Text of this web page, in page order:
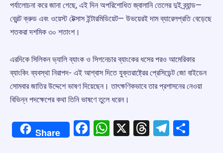
পর্যালোচনা করে জানা গেছে, এই দিন অপরিশোধিত জ্বালানি তেলের দুই ব্র্যান্ড—
ব্রেন্ট ক্রুড এবং ওয়েস্ট টেক্সাস ইন্টারমিডিয়েট— উভয়েরই দাম ব্যারেলপ্রতি বেড়েছে
শতকরা দশমিক ৩০ শতাংশ।
এরদিকে সিলিকন ভ্যালি ব্যাংক ও সিগনেচার ব্যাংকের ধসের পরও আমেরিকার
ব্যাংকিং ব্যবস্থা নিরাপদ- এই আশ্বাস দিতে যুক্তরাষ্ট্রের প্রেসিডেন্ট জো বাইডেন
সোমবার জাতির উদ্দেশে ভাষণ দিয়েছেন। তাৎক্ষণিকভাবে তার প্রশাসনের নেওয়া
বিভিন্ন পদক্ষেপের কথা তিনি ভাষণে তুলে ধরেন।
Share Facebook
WhatsApp
X Threads